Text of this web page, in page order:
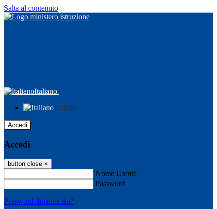
Salta al contenuto
Italiano
Italiano
Accedi
Accedi
button close ×
Nome Utente
Password
Password dimenticata?